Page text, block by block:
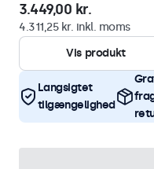
3.449,00 kr.
4.311,25 kr. inkl. moms
Vis produkt
Langsigtet
tilgængelighed